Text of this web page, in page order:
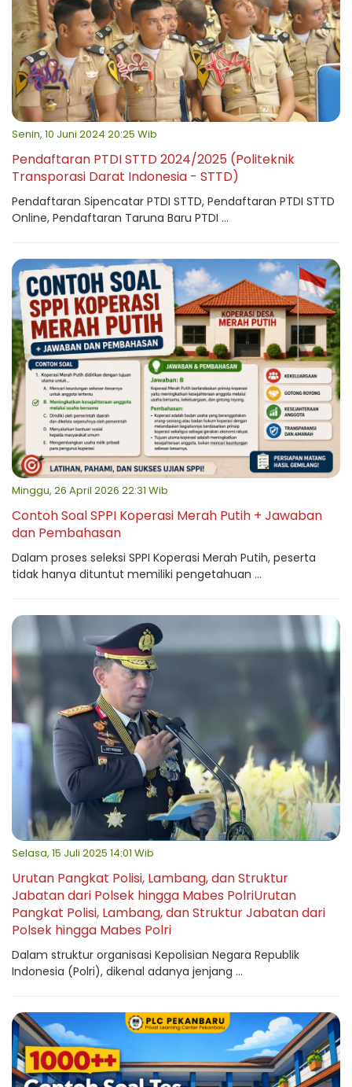
Senin, 10 Juni 2024 20:25 Wib
Pendaftaran PTDI STTD 2024/2025 (Politeknik
Transporasi Darat Indonesia - STTD)
Pendaftaran Sipencatar PTDI STTD, Pendaftaran PTDI STTD
Online, Pendaftaran Taruna Baru PTDI ...
Minggu, 26 April 2026 22:31 Wib
Contoh Soal SPPI Koperasi Merah Putih + Jawaban
dan Pembahasan
Dalam proses seleksi SPPI Koperasi Merah Putih, peserta
tidak hanya dituntut memiliki pengetahuan ...
Selasa, 15 Juli 2025 14:01 Wib
Urutan Pangkat Polisi, Lambang, dan Struktur
Jabatan dari Polsek hingga Mabes PolriUrutan
Pangkat Polisi, Lambang, dan Struktur Jabatan dari
Polsek hingga Mabes Polri
Dalam struktur organisasi Kepolisian Negara Republik
Indonesia (Polri), dikenal adanya jenjang ...